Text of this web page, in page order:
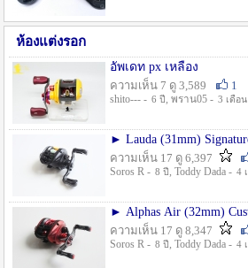
ห้องแต่งรอก
อัพเดท px เหลือง
ความเห็น 7 ดู 3,589
1
shito--- - 6 ปี , พราน05 - 3 เดือน
► Lauda (31mm)
ความเห็น 17 ดู 6,397
Soros R - 8 ปี , Toddy Dada - 4
► Alphas Air (32mm)
ความเห็น 17 ดู 8,347
Soros R - 8 ปี , Toddy Dada - 4